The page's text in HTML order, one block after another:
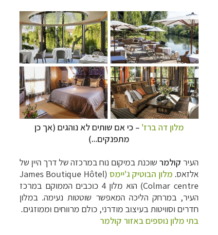
מלון דה ברז' – כי אם שותים לא נוהגים (אך כן
מתפנקים...)
העיר קולמר שוכנת במיקום נוח במרכזה של דרך היין של
אלזאס. מלון הבוטיק ג'יימס (
James Boutique Hôtel
Colmar centre
) הוא מלון 4 כוכבים הממוקם במרכז
העיר, במרחק הליכה המאפשר שוטטות נעימה. במלון
חדרים וסוויטות בעיצוב מודרני, כולם מרווחים וממוזגים.
בתי מלון נוספים באזור קולמר